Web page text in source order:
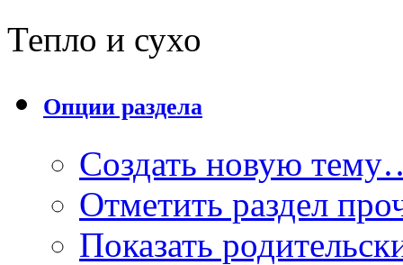
Тепло и сухо
Опции раздела
Создать новую
Отметить раздел
Показать